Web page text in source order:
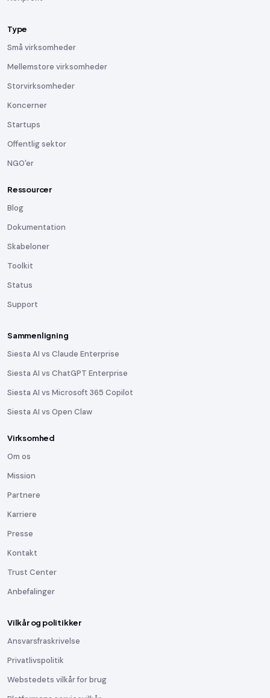
Type
Små virksomheder
Mellemstore virksomheder
Storvirksomheder
Koncerner
Startups
Offentlig sektor
NGO'er
Ressourcer
Blog
Dokumentation
Skabeloner
Toolkit
Status
Support
Sammenligning
Siesta AI vs Claude Enterprise
Siesta AI vs ChatGPT Enterprise
Siesta AI vs Microsoft 365 Copilot
Siesta AI vs Open Claw
Virksomhed
Om os
Mission
Partnere
Karriere
Presse
Kontakt
Trust Center
Anbefalinger
Vilkår og politikker
Ansvarsfraskrivelse
Privatlivspolitik
Webstedets vilkår for brug